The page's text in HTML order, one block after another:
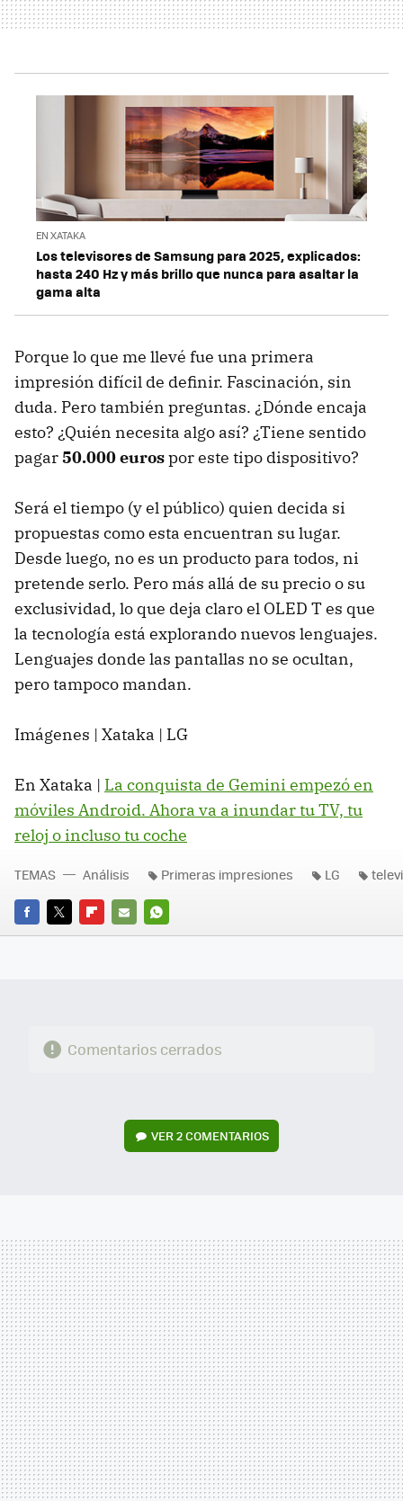
EN XATAKA
Los televisores de Samsung para 2025, explicados:
hasta 240 Hz y más brillo que nunca para asaltar la
gama alta
Porque lo que me llevé fue una primera
impresión difícil de definir. Fascinación, sin
duda. Pero también preguntas. ¿Dónde encaja
esto? ¿Quién necesita algo así? ¿Tiene sentido
pagar50.000 eurospor este tipo dispositivo?
Será el tiempo (y el público) quien decida si
propuestas como esta encuentran su lugar.
Desde luego, no es un producto para todos, ni
pretende serlo. Pero más allá de su precio o su
exclusividad, lo que deja claro el OLED T es que
la tecnología está explorando nuevos lenguajes.
Lenguajes donde las pantallas no se ocultan,
pero tampoco mandan.
Imágenes | Xataka | LG
En Xataka | La conquista de Gemini empezó en
móviles Android. Ahora va a inundar tu TV, tu
reloj o incluso tu coche
FACEBOOK
TWITTERFLIPBOARD
E-
WHATSAPP
TEMAS Análisis Primeras impresiones LG
Comentarios cerrados
VER2 COMENTARIOS